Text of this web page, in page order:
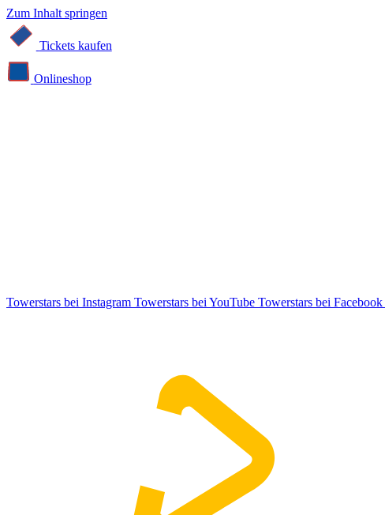
Zum Inhalt springen
Tickets kaufen
Online­shop
Towerstars bei Instagram Towerstars bei YouTube Towerstars bei Facebook